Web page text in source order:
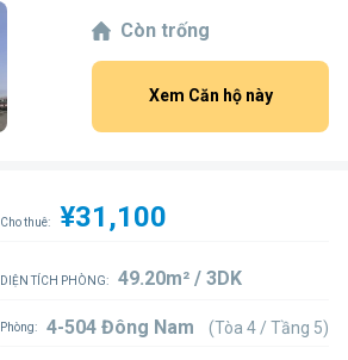
Còn trống
Xem Căn hộ này
Cho thuê: ¥31,100
DIỆN TÍCH PHÒNG: 49.20m² / 3DK
Phòng: 4-504 Đông Nam (Tòa 4 / Tầng 5)